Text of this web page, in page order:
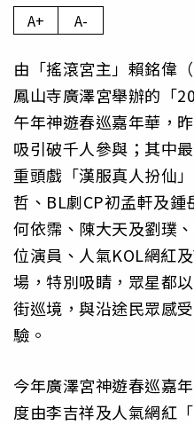
A+ A-
由「搖滾宮主」賴銘偉
鳳山寺廣澤宮舉辦的「
午年神遊春巡嘉年華，
吸引破千人參與；其中
重頭戲「漢服真人扮仙
哲、BL劇CP初孟軒及
何依霈、陳大天及劉璞
位演員、人氣KOL網紅
場，特別吸睛，眾星都
街巡境，與沿途民眾感
驗。
今年廣澤宮神遊春巡嘉
度由李吉祥及人氣網紅